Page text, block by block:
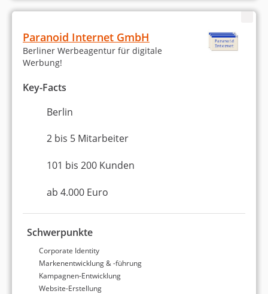
Paranoid Internet GmbH
Berliner Werbeagentur für digitale
Werbung!
Key-Facts
Berlin
2 bis 5 Mitarbeiter
101 bis 200 Kunden
ab 4.000 Euro
Schwerpunkte
Corporate Identity
Markenentwicklung & -führung
Kampagnen-Entwicklung
Website-Erstellung